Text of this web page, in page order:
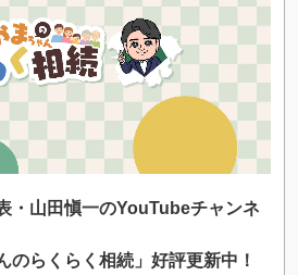
・山田愼一のYouTubeチャンネ
のらくらく相続」好評更新中！